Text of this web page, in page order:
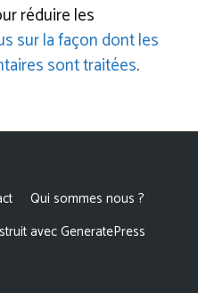
réduire les
sur la façon dont les
sont traitées.
Qui sommes nous ?
avecGeneratePress